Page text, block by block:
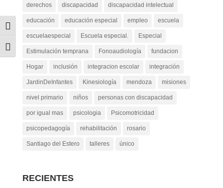
Alternar alto contraste
Alternar tamaño de letra
derechos discapacidad discapacidad intelectual
educación educación especial empleo escuela
escuelaespecial Escuela especial. Especial
Estimulación temprana Fonoaudiología fundacion
Hogar inclusión integracion escolar integración
JardinDeInfantes Kinesiología mendoza misiones
nivel primario niños personas con discapacidad
por igual mas psicologia Psicomotricidad
psicopedagogía rehabilitación rosario
Santiago del Estero talleres único
RECIENTES